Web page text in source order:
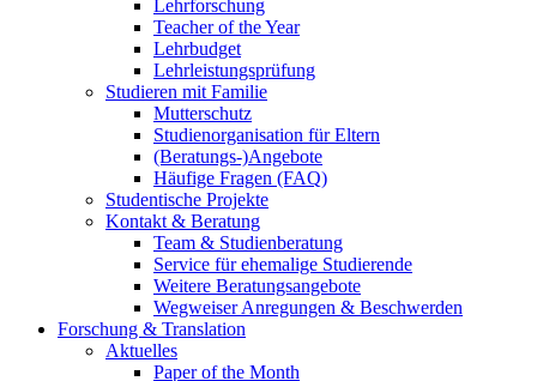
Lehrforschung
Teacher of the Year
Lehrbudget
Lehrleistungsprüfung
Studieren mit Familie
Mutterschutz
Studienorganisation für Eltern
(Beratungs-)Angebote
Häufige Fragen (FAQ)
Studentische Projekte
Kontakt & Beratung
Team & Studienberatung
Service für ehemalige Studierende
Weitere Beratungsangebote
Wegweiser Anregungen & Beschwerden
Forschung & Translation
Aktuelles
Paper of the Month